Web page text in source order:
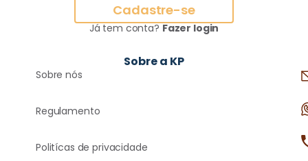
Cadastre-se
Já tem conta?Fazer login
Sobre a KP
Sobre nós
Regulamento
Politícas de privacidade